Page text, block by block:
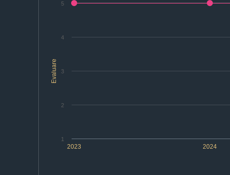
Evaluare
2023 2024
1
2
3
4
5